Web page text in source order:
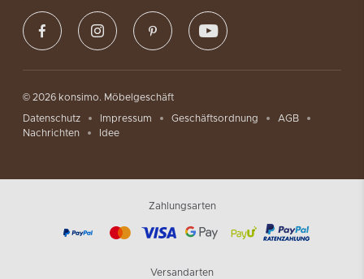
© 2026 konsimo. Möbelgeschäft
Datenschutz Impressum Geschäftsordnung
AGB
Nachrichten
Idee
Zahlungsarten
Versandarten